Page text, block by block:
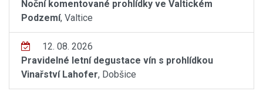
Noční komentované prohlídky ve Valtickém
Podzemí, Valtice
12. 08. 2026
Pravidelné letní degustace vín s prohlídkou
Vinařství Lahofer, Dobšice